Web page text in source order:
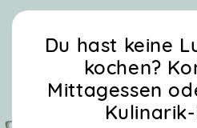
Du hast keine
kochen?
Mittagessen